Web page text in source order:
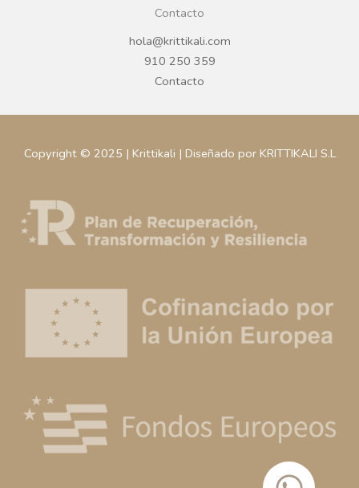
Contacto
hola@krittikali.com
910 250 359
Contacto
Copyright © 2025 | Krittikali | Diseñado por KRITTIKALI S.L